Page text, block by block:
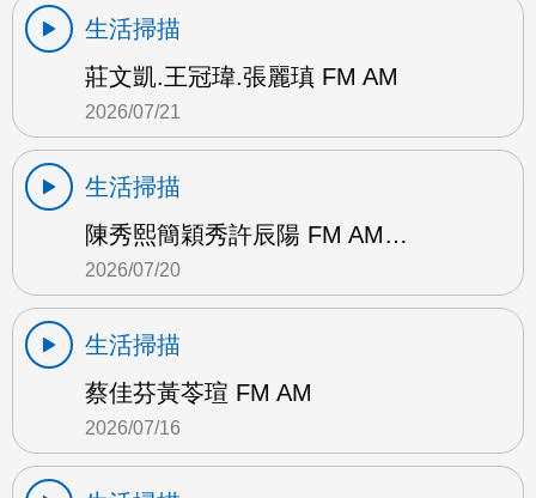
生活掃描
莊文凱.王冠瑋.張麗瑱 FM AM
2026/07/21
生活掃描
陳秀熙簡穎秀許辰陽 FM AM…
2026/07/20
生活掃描
蔡佳芬黃苓瑄 FM AM
2026/07/16